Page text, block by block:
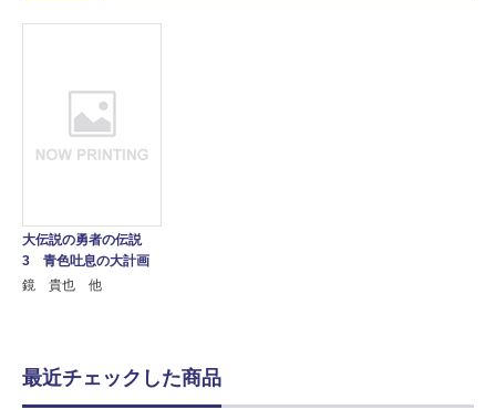
大伝説の勇者の伝説
3 青色吐息の大計画
鏡 貴也 他
最近チェックした商品